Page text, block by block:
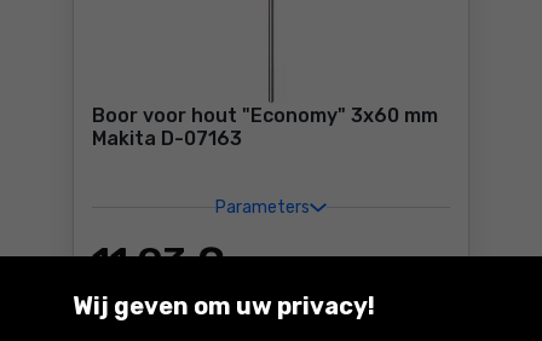
Boor voor hout "Economy" 3x60 mm
Makita D-07163
Parameters
11,93 €
Beschikbaar: > 10 st.
Wij geven om uw privacy!